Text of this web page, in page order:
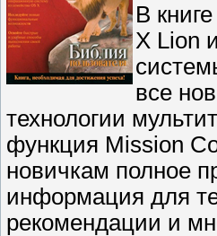
В
X Lion
все
технологии
функция Mission
новичкам полное
информация для
рекомендации и